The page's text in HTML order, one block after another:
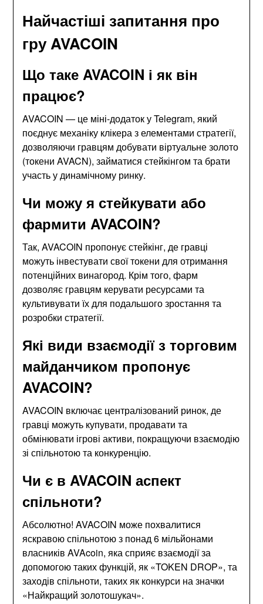
Найчастіші запитання про
гру AVACOIN
Що таке AVACOIN і як він
працює?
AVACOIN — це міні-додаток у Telegram, який
поєднує механіку клікера з елементами стратегії,
дозволяючи гравцям добувати віртуальне золото
(токени AVACN), займатися стейкінгом та брати
участь у динамічному ринку.
Чи можу я стейкувати або
фармити AVACOIN?
Так, AVACOIN пропонує стейкінг, де гравці
можуть інвестувати свої токени для отримання
потенційних винагород. Крім того, фарм
дозволяє гравцям керувати ресурсами та
культивувати їх для подальшого зростання та
розробки стратегії.
Які види взаємодії з торговим
майданчиком пропонує
AVACOIN?
AVACOIN включає централізований ринок, де
гравці можуть купувати, продавати та
обмінювати ігрові активи, покращуючи взаємодію
зі спільнотою та конкуренцію.
Чи є в AVACOIN аспект
спільноти?
Абсолютно! AVACOIN може похвалитися
яскравою спільнотою з понад 6 мільйонами
власників AVAcoin, яка сприяє взаємодії за
допомогою таких функцій, як «TOKEN DROP», та
заходів спільноти, таких як конкурси на значки
«Найкращий золотошукач».